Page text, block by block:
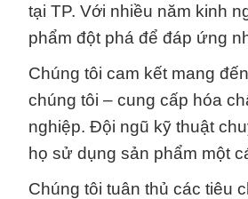
tại TP. Với nhiều năm kinh
phẩm đột phá để đáp ứng
Chúng tôi cam kết mang
chúng tôi – cung cấp hóa
nghiệp. Đội ngũ kỹ thuật
họ sử dụng sản phẩm một
Chúng tôi tuân thủ các tiêu